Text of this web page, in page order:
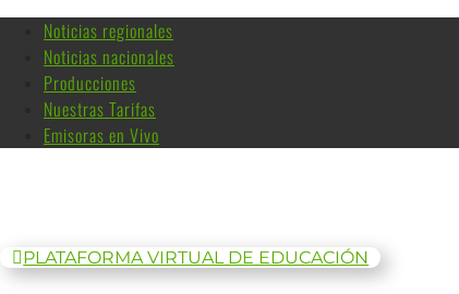
Noticias regionales
Noticias nacionales
Producciones
Nuestras Tarifas
Emisoras en Vivo
PLATAFORMA VIRTUAL DE EDUCACIÓN